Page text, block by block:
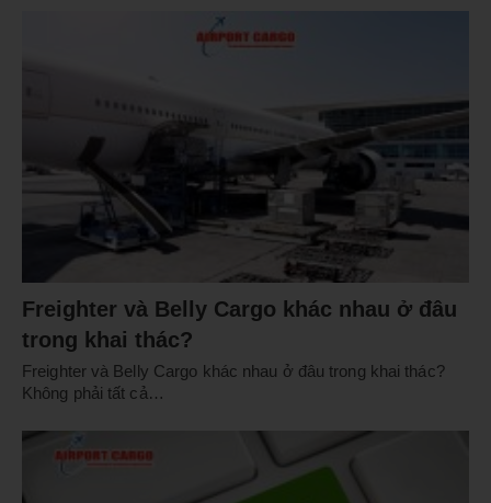
Freighter và Belly Cargo khác nhau ở đâu
trong khai thác?
Freighter và Belly Cargo khác nhau ở đâu trong khai thác?
Không phải tất cả…